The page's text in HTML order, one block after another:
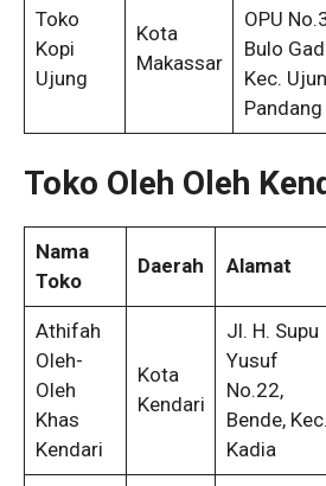
Toko
Kopi
Ujung
Kota
Makassar
OPU
Bulo
Kec.
Pandang
Toko Oleh Oleh
Nama
Toko
Daerah Alamat
Athifah
Oleh-
Oleh
Khas
Kendari
Kota
Kendari
Jl. H. Supu
Yusuf
No.22,
Bende, Kec.
Kadia